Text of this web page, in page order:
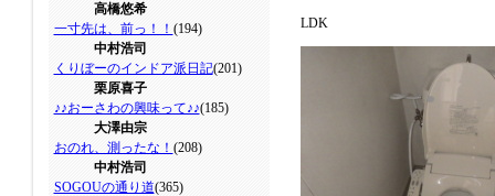
高橋悠希
一寸先は、前っ！！ (194)
中村浩司
くりぼーのインドア派日記(201)
栗原喜子
♪♪おーさわの興味って♪♪(185)
大澤由宗
おのれ、測ったな！ (208)
中村浩司
SOGOUの通り道(365)
LDK エアコン